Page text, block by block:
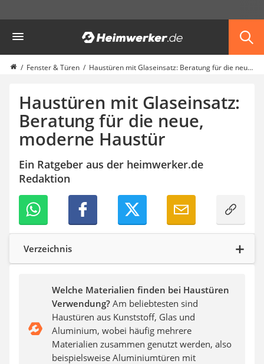
Haus & Bau
Außenleuchte mit Kamera
Ozongenerator
Schlüsseltresor
Überwachungskameras außen
Regendusche
Reizstromgerät
Infrarot-Thermometer
GPS-Tracker
Digitale Zeitschaltuhr
Paketbriefkasten
Fensterkontaktschalter
Hygrometer
LED-Baustrahler
Video-Türsprechanlage
Fenster & Türen Haustüren mit Glaseinsatz: Beratung für die neue, moderne Haustür
Haustüren mit Glaseinsatz:
Beratung für die neue,
moderne Haustür
Ein Ratgeber aus der heimwerker.de
Redaktion
Verzeichnis
Welche Materialien finden bei Haustüren
Verwendung? Am beliebtesten sind
Haustüren aus Kunststoff, Glas und
Aluminium, wobei häufig mehrere
Materialien zusammen genutzt werden, also
beispielsweise Aluminiumtüren mit